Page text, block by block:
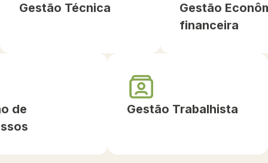
Gestão Técnica
Gestão
financeira
de
Gestão Trabalhista